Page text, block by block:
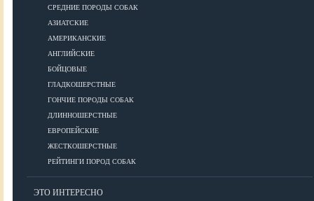
СРЕДНИЕ ПОРОДЫ СОБАК
АЗИАТСКИЕ
АМЕРИКАНСКИЕ
АНГЛИЙСКИЕ
БОЙЦОВЫЕ
ГЛАДКОШЕРСТНЫЕ
ГОНЧИЕ ПОРОДЫ СОБАК
ДЛИННОШЕРСТНЫЕ
ЕВРОПЕЙСКИЕ
ЖЕСТКОШЕРСТНЫЕ
РЕЙТИНГИ ПОРОД СОБАК
ЭТО ИНТЕРЕСНО
КОРМА
Корма холистик класса
Корма эконом класса